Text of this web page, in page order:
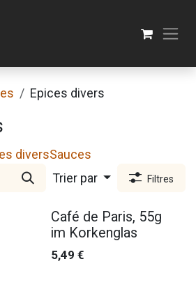
Epices divers
diversSauces
Trier par
Filtres
Café de Paris, 55g
im Korkenglas
5,49 €